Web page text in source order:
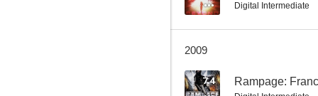
Digital Intermediate
2009
7.4